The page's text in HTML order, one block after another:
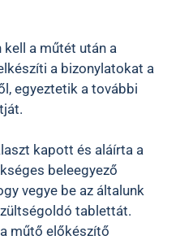
a műtét után a
a bizonylatokat a
egyeztetik a további
kapott és aláírta a
beleegyező
vegye be az általunk
tablettát.
műtő előkészítő